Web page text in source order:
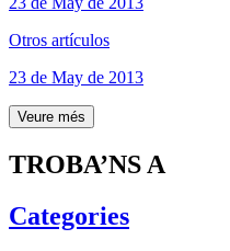
Otros artículos
23 de May de 2013
Veure més
TROBA’NS A
Categories